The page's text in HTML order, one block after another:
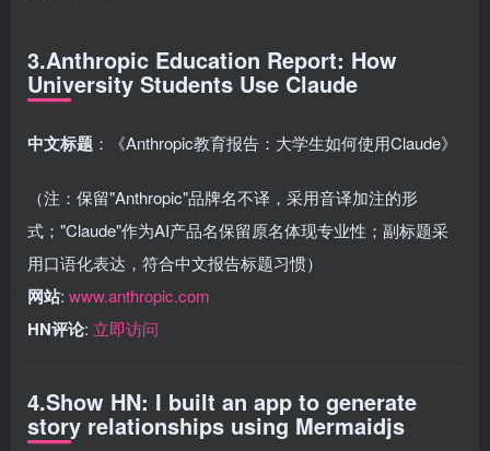
3.Anthropic Education Report: How
University Students Use Claude
中文标题 ：《Anthropic教育报告：大学生如何使用Claude》
（注：保留"Anthropic"品牌名不译，采用音译加注的形
式；"Claude"作为AI产品名保留原名体现专业性；副标题采
用口语化表达，符合中文报告标题习惯）
网站: www.anthropic.com
HN评论: 立即访问
4.Show HN: I built an app to generate
story relationships using Mermaidjs